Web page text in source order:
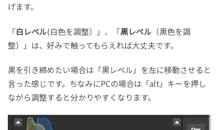
げます。
「白レベル(白色を調整）」、「黒レベル （黒色を調
整）」は、好みで触ってもらえれば大丈夫です。
黒を引き締めたい場合は「黒レベル」を左に移動させると
言った感じです。ちなみにPCの場合は「alt」キーを押し
ながら調整すると分かりやすくなります。